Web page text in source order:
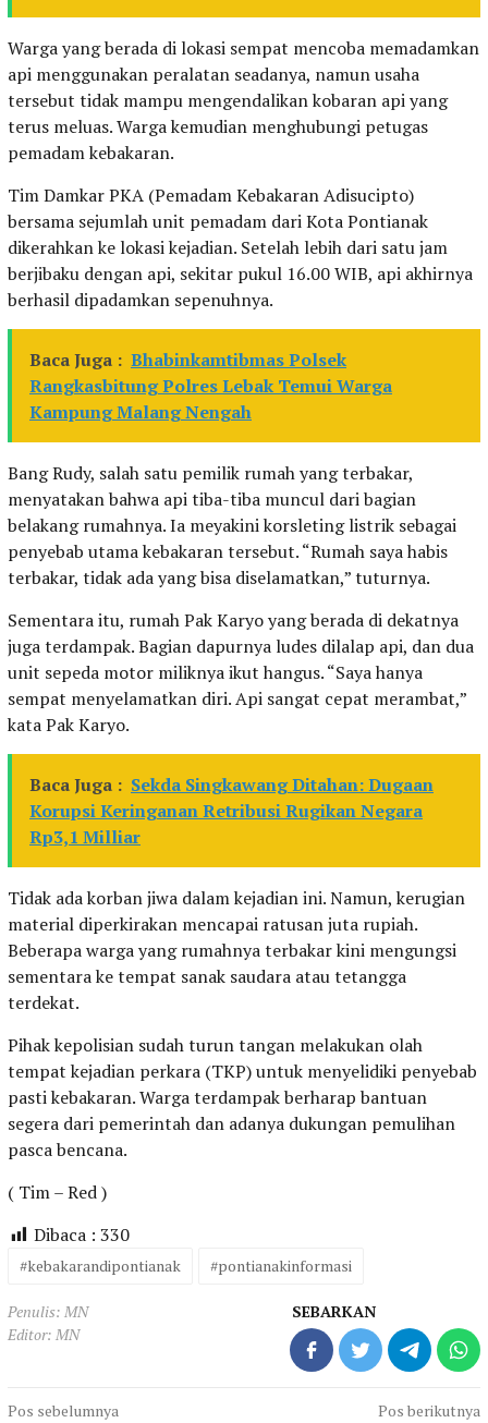
Warga yang berada di lokasi sempat mencoba memadamkan
api menggunakan peralatan seadanya, namun usaha
tersebut tidak mampu mengendalikan kobaran api yang
terus meluas. Warga kemudian menghubungi petugas
pemadam kebakaran.
Tim Damkar PKA (Pemadam Kebakaran Adisucipto)
bersama sejumlah unit pemadam dari Kota Pontianak
dikerahkan ke lokasi kejadian. Setelah lebih dari satu jam
berjibaku dengan api, sekitar pukul 16.00 WIB, api akhirnya
berhasil dipadamkan sepenuhnya.
Baca Juga : Bhabinkamtibmas Polsek
Rangkasbitung Polres Lebak Temui Warga
Kampung Malang Nengah
Bang Rudy, salah satu pemilik rumah yang terbakar,
menyatakan bahwa api tiba-tiba muncul dari bagian
belakang rumahnya. Ia meyakini korsleting listrik sebagai
penyebab utama kebakaran tersebut. “Rumah saya habis
terbakar, tidak ada yang bisa diselamatkan,” tuturnya.
Sementara itu, rumah Pak Karyo yang berada di dekatnya
juga terdampak. Bagian dapurnya ludes dilalap api, dan dua
unit sepeda motor miliknya ikut hangus. “Saya hanya
sempat menyelamatkan diri. Api sangat cepat merambat,”
kata Pak Karyo.
Baca Juga : Sekda Singkawang Ditahan: Dugaan
Korupsi Keringanan Retribusi Rugikan Negara
Rp3,1 Milliar
Tidak ada korban jiwa dalam kejadian ini. Namun, kerugian
material diperkirakan mencapai ratusan juta rupiah.
Beberapa warga yang rumahnya terbakar kini mengungsi
sementara ke tempat sanak saudara atau tetangga
terdekat.
Pihak kepolisian sudah turun tangan melakukan olah
tempat kejadian perkara (TKP) untuk menyelidiki penyebab
pasti kebakaran. Warga terdampak berharap bantuan
segera dari pemerintah dan adanya dukungan pemulihan
pasca bencana.
( Tim – Red )
Dibaca : 330
#kebakarandipontianak #pontianakinformasi
Penulis: MN
Editor: MN
SEBARKAN
Navigasi
Pos sebelumnya
Pos berikutnya